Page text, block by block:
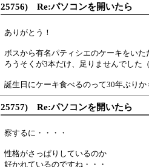
25756) Re:パソコンを開いたら
ありがとう！
ボスから有名パティシエのケーキをい
ろうそくが3本だけ、足りませんでした
誕生日にケーキ食べるのって30年ぶりか
25757) Re:パソコンを開いたら
察するに・・・・
性格がさっぱりしているのか
好かれているのですね・・・